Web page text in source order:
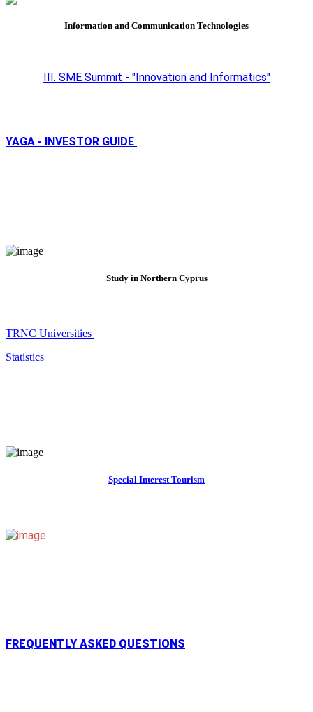
Information and Communication Technologies
III. SME Summit - "Innovation and Informatics"
YAGA - INVESTOR GUIDE
Study in Northern Cyprus
TRNC Universities
Statistics
Special Interest Tourism
FREQUENTLY ASKED QUESTIONS